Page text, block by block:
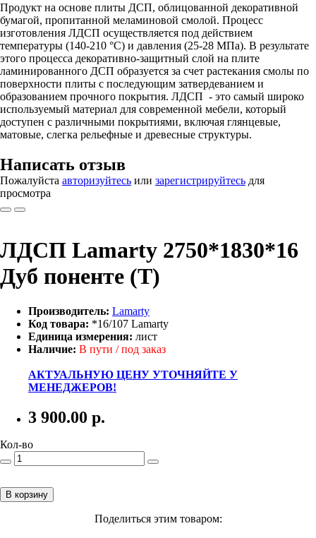
Продукт на основе плиты ДСП, облицованной декоративной
бумагой, пропитанной меламиновой смолой. Процесс
изготовления ЛДСП осуществляется под действием
температуры (140-210 °С) и давления (25-28 МПа). В результате
этого процесса декоративно-защитный слой на плите
ламинированного ДСП образуется за счет растекания смолы по
поверхности плиты с последующим затвердеванием и
образованием прочного покрытия. ЛДСП - это самый широко
используемый материал для современной мебели, который
доступен с различными покрытиями, включая глянцевые,
матовые, слегка рельефные и древесные структуры.​​​​​​​
Написать отзыв
Пожалуйста авторизуйтесь или зарегистрируйтесь для
просмотра
ЛДСП Lamarty 2750*1830*16
Дуб поненте (Т)
Производитель: Lamarty
Код товара: *16/107 Lamarty
Единица измерения: лист
Наличие: В пути / под заказ
АКТУАЛЬНУЮ ЦЕНУ УТОЧНЯЙТЕ У
МЕНЕДЖЕРОВ!
3 900.00 р.
Кол-во
В корзину
Поделиться этим товаром: